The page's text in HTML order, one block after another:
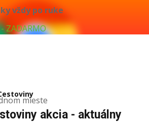
vždy po ruke
ZADARMO
mieste
akcia - aktuálny